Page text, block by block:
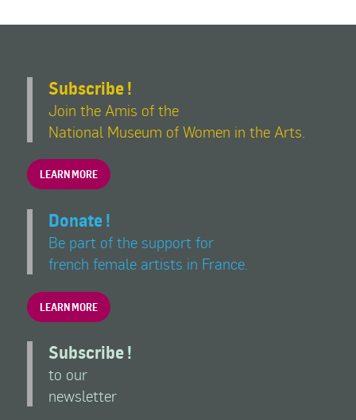
Subscribe !
Join the Amis of the
National Museum of Women in the Arts.
LEARN MORE
Donate !
Be part of the support for
french female artists in France.
LEARN MORE
Subscribe !
to our
newsletter